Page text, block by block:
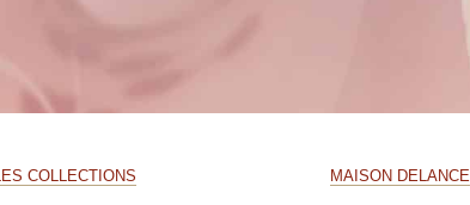
LES COLLECTIONS MAISON DELANCE